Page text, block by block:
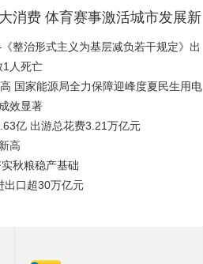
消费 体育赛事激活城市发展新
整治形式主义为基层减负若干规定》出
1人死亡
国家能源局全力保障迎峰度夏民生用电
效显著
亿 出游总花费3.21万亿元
高
秋粮稳产基础
出口超30万亿元